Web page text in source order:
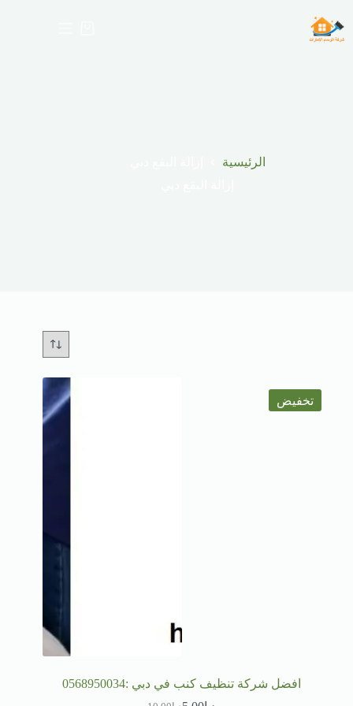
إلى
المحتوى
الرئيسية
تخفيض
افضل شركة تنظيف كنب في دبي :0568950034